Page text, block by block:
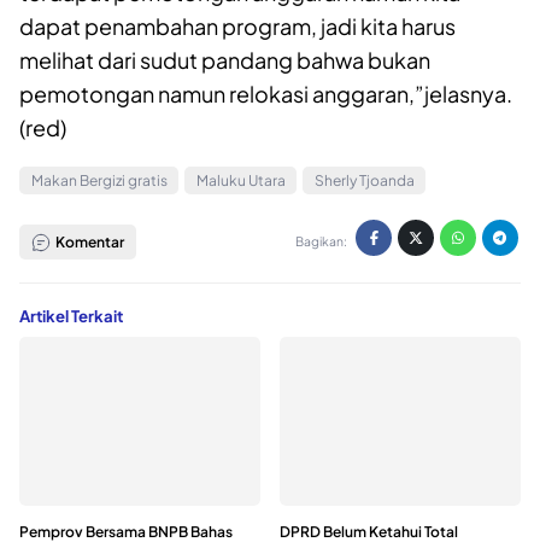
dapat penambahan program, jadi kita harus
melihat dari sudut pandang bahwa bukan
pemotongan namun relokasi anggaran,”jelasnya.
(red)
Makan Bergizi gratis Maluku Utara Sherly Tjoanda
Komentar Bagikan:
Artikel Terkait
Pemprov Bersama BNPB Bahas
DPRD Belum Ketahui Total